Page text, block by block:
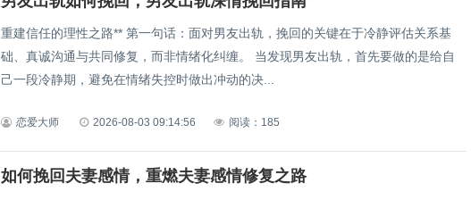
重建信任的理性之路** 第一句话：面对男友出轨，挽回的关键在于冷静评估关系基
础、真诚沟通与共同修复，而非情绪化纠缠。 当发现男友出轨，首先要做的是给自
己一段冷静期，避免在情绪失控时做出冲动的决...
恋爱大师 2026-08-03 09:14:56 阅读：185
如何挽回夫妻感情，重燃夫妻感情修复之路